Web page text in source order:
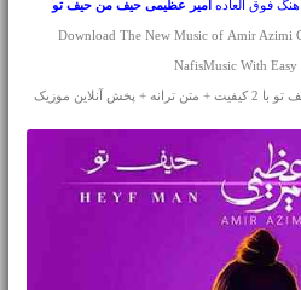
فوق العاده امیر عظیمی حیف من حیف تو
Download The New Music of Amir Azimi
NafisMusic With Easy
موزیک